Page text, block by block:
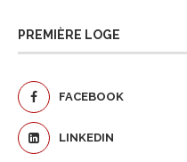
PREMIÈRE LOGE
FACEBOOK
LINKEDIN